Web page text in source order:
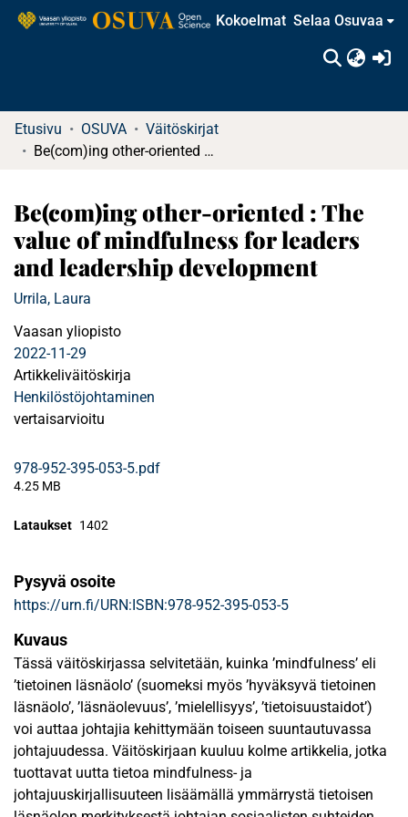
Kokoelmat Selaa Osuvaa
Etusivu OSUVA
Väitöskirjat
Be(com)ing other-oriented : The value of mindfulness for leaders and leadership development
Be(com)ing other-oriented : The
value of mindfulness for leaders
and leadership development
Urrila, Laura
Vaasan yliopisto
2022-11-29
Artikkeliväitöskirja
Henkilöstöjohtaminen
vertaisarvioitu
978-952-395-053-5.pdf
4.25 MB
Lataukset 1402
Pysyvä osoite
https://urn.fi/URN:ISBN:978-952-395-053-5
Kuvaus
Tässä väitöskirjassa selvitetään, kuinka ’mindfulness’ eli
’tietoinen läsnäolo’ (suomeksi myös ’hyväksyvä tietoinen
läsnäolo’, ’läsnäolevuus’, ’mielellisyys’, ’tietoisuustaidot’)
voi auttaa johtajia kehittymään toiseen suuntautuvassa
johtajuudessa. Väitöskirjaan kuuluu kolme artikkelia, jotka
tuottavat uutta tietoa mindfulness- ja
johtajuuskirjallisuuteen lisäämällä ymmärrystä tietoisen